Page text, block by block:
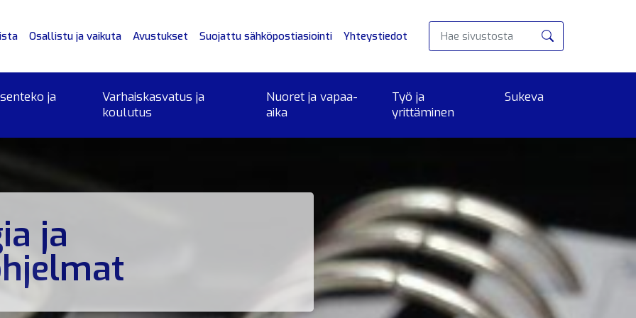
Osallistu ja vaikuta Avustukset Suojattu sähköpostiasiointi Yhteystiedot
Hae
ja
Varhaiskasvatus ja
koulutus
Nuoret ja vapaa-
aika
Työ ja
yrittäminen
Sukeva
ja